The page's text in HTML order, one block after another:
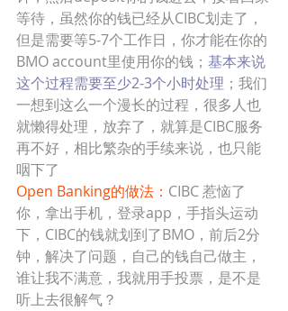
等待，虽然你的钱已经从CIBC划走了，
但是需要等5-7个工作日，你才能在你的
BMO account里使用你的钱； 基本来说
这个过程需要至少2-3个小时处理 ；我们
一想到这么一个漫长的过程，很多人也
就懒得处理，放弃了，就算是CIBC服务
再不好，相比繁杂的手续来说，也只能
咽下了
Open Banking的做法： CIBC 惹恼了
你，拿出手机，登录app，手指头运动
下，CIBC的钱就划到了BMO，前后2分
钟，解决了问题，自己的钱自己做主，
谁让我不满意，我就用手投票，是不是
听上去很解气？